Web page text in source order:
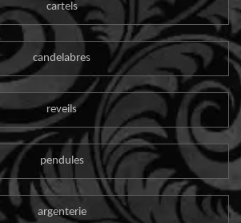
cartels
candelabres
reveils
pendules
argenterie